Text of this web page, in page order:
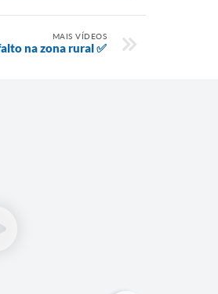
MAIS VÍDEOS
na zona rural ✅